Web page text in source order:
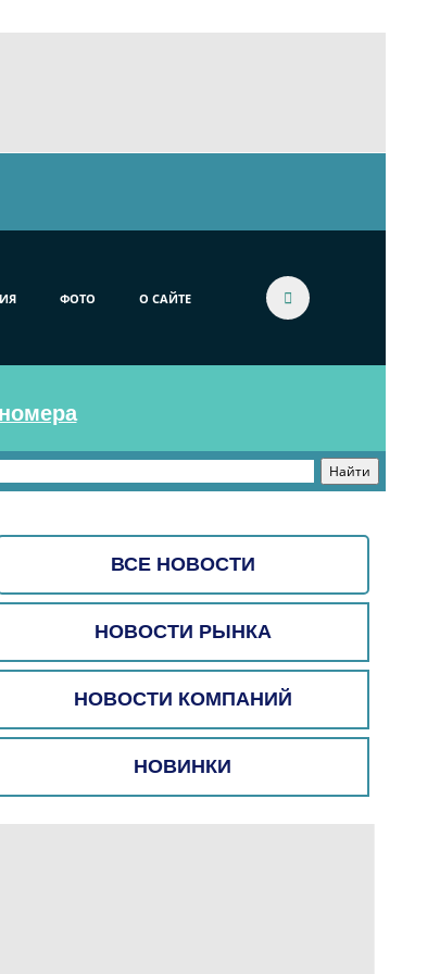
ФОТО О САЙТЕ
ВСЕ НОВОСТИ
НОВОСТИ РЫНКА
НОВОСТИ КОМПАНИЙ
НОВИНКИ